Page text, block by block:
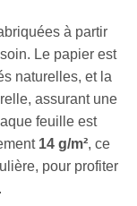
à partir
Le papier est
naturelles, et la
assurant une
feuille est
14 g/m², ce
pour profiter